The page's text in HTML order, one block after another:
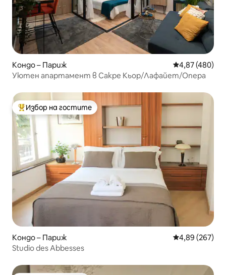
Кондо – Париж Средна
4,87 (480)
Уютен апартамент в Сакре Кьор/Лафайет/Опера
Най-популярен избор на гостите
Избор на гостите
Кондо – Париж Средна
4,89 (267)
Studio des Abbesses